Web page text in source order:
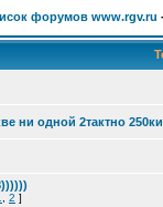
форумов www.rgv.ru
ни одной 2тактно 250ки
2 ]